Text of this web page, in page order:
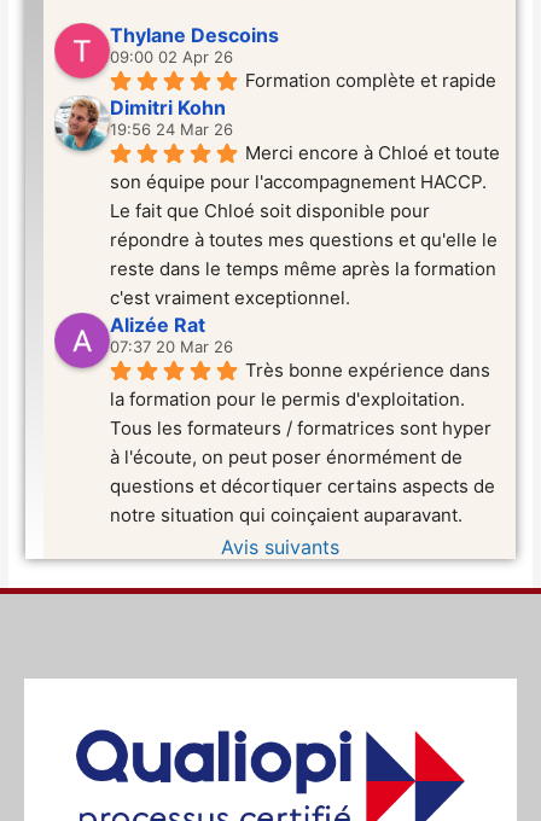
Thylane Descoins
09:00 02 Apr 26
Formation complète et rapide
Dimitri Kohn
19:56 24 Mar 26
Merci encore à Chloé et toute
son équipe pour l'accompagnement HACCP.
Le fait que Chloé soit disponible pour
répondre à toutes mes questions et qu'elle le
reste dans le temps même après la formation
c'est vraiment exceptionnel.
Alizée Rat
07:37 20 Mar 26
Très bonne expérience dans
la formation pour le permis d'exploitation.
Tous les formateurs / formatrices sont hyper
à l'écoute, on peut poser énormément de
questions et décortiquer certains aspects de
notre situation qui coinçaient auparavant.
Avis suivants